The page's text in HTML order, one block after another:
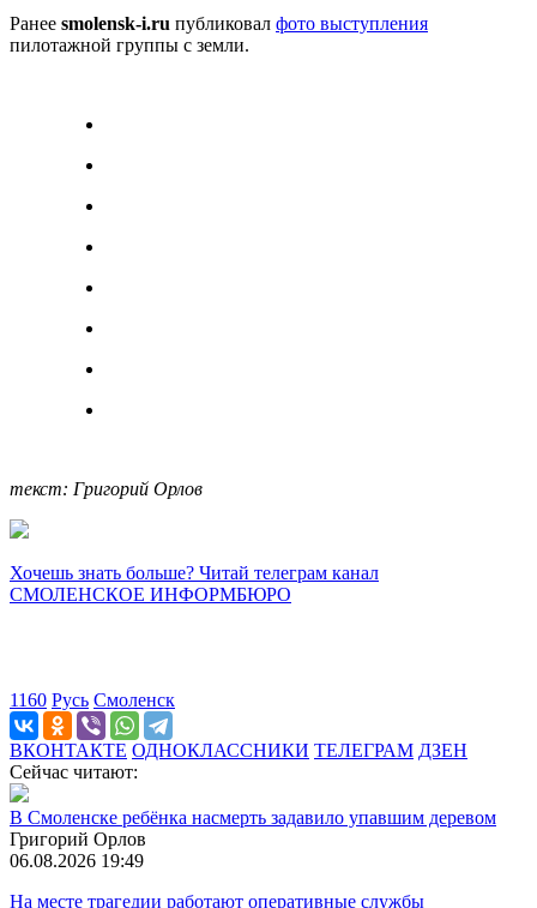
Ранее smolensk-i.ru публиковал фото выступления
пилотажной группы с земли.
текст: Григорий Орлов
Хочешь знать больше? Читай телеграм канал
СМОЛЕНСКОЕ ИНФОРМБЮРО
1160 Русь Смоленск
ВКОНТАКТЕ ОДНОКЛАССНИКИ ТЕЛЕГРАМ ДЗЕН
Сейчас читают:
В Смоленске ребёнка насмерть задавило упавшим деревом
Григорий Орлов
06.08.2026 19:49
На месте трагедии работают оперативные службы